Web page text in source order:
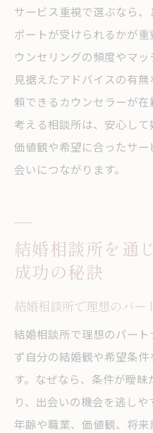
サービス重視で選ぶなら
ポートが受けられるかが
ウンセリングの頻度やマ
見据えたアドバイスの有
頼できるカウンセラーが
考える相談所は、安心し
価値観や希望に合ったサ
会いにつながります。
結婚相談所を通
成功の秘訣
結婚相談所で理想のパー
結婚相談所で理想のパー
ず自分の結婚観や希望条
す。なぜなら、条件が曖
り、出会いの機会を逃しや
年齢や職業、価値観、将